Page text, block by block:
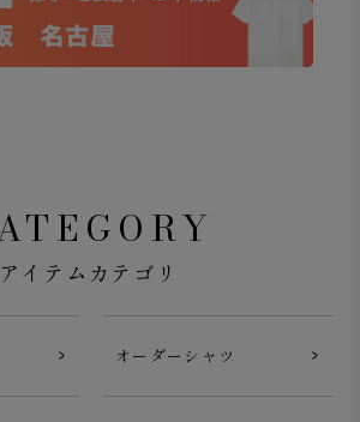
アイテムカテゴリ
オーダーシャツ